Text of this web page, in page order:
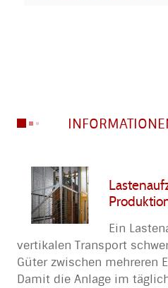
Ein
vertikalen Transport
Güter zwischen mehreren
Damit die Anlage im